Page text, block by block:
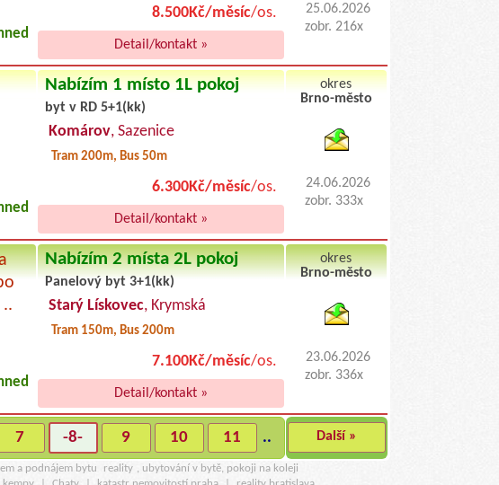
8.500Kč/měsíc/os.
Detail/kontakt »
25.06.2026
zobr. 216x
Nabízím 1 místo 1L pokoj
byt v RD 5+1(kk)
Komárov, Sazenice
Tram 200m, Bus 50m
6.300Kč/měsíc/os.
Detail/kontakt »
okres
Brno-město
24.06.2026
zobr. 333x
Nabízím 2 místa 2L pokoj
Panelový byt 3+1(kk)
Starý Lískovec, Krymská
Tram 150m, Bus 200m
7.100Kč/měsíc/os.
Detail/kontakt »
okres
Brno-město
23.06.2026
zobr. 336x
7 -8- 9 10 11 .. Další »
a podnájem bytu reality
, ubytování v bytě, pokoji na koleji